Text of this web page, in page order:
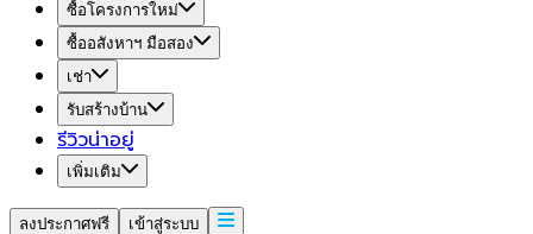
ซื้อโครงการใหม่
ซื้ออสังหาฯ มือสอง
เช่า
รับสร้างบ้าน
รีวิวน่าอยู่
เพิ่มเติม
ลงประกาศฟรี เข้าสู่ระบบ